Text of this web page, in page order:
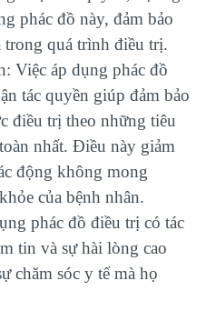
phác đồ này, đảm bảo
trong quá trình điều trị.
Việc áp dụng phác đồ
tác quyền giúp đảm bảo
điều trị theo những tiêu
nhất. Điều này giảm
động không mong
của bệnh nhân.
phác đồ điều trị có tác
tin và sự hài lòng cao
chăm sóc y tế mà họ